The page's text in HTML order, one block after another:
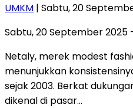
UMKM | Sabtu, 20
Sabtu, 20 September 2025
Netaly, merek modest
menunjukkan
sejak 2003. Berkat
dikenal di pasar…